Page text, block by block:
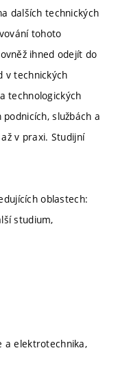
dalších technických
tohoto
ihned odejít do
v technických
technologických
službách a
v praxi. Studijní
oblastech:
studium,
a elektrotechnika,